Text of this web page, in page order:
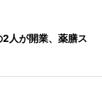
人が開業、薬膳ス